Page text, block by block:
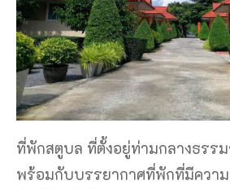
ที่พักสตูบล ที่ตั้งอยู่ท่ามกลางธรรม
พร้อมกับบรรยากาศที่พักที่มีควา